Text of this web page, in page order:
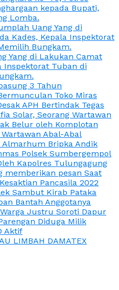
kepada Bupati,
Lomba.
Uang Yang di
Kades, Kepala Inspektorat
Bungkam.
Yang di Lakukan Camat
Inspektorat Tuban di
3 Tahun
Toko Miras
APH Bertindak Tegas
Solar, Seorang Wartawan
Belur oleh Komplotan
Abal-Abal
Almarhum Bripka Andik
Polsek Sumbergempol
Kapolres Tulungagung
memberikan pesan Saat
Pancasila 2022
Sambut Kirab Pataka
Bantah Anggotanya
Justru Soroti Dapur
Diduga Milik
Aktif
LIMBAH DAMATEX